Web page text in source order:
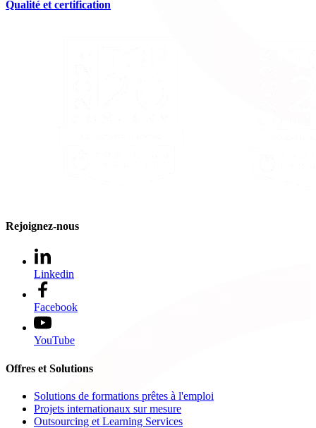
Qualité et certification
Rejoignez-nous
Linkedin
Facebook
YouTube
Offres et Solutions
Solutions de formations prêtes à l'emploi
Projets internationaux sur mesure
Outsourcing et Learning Services